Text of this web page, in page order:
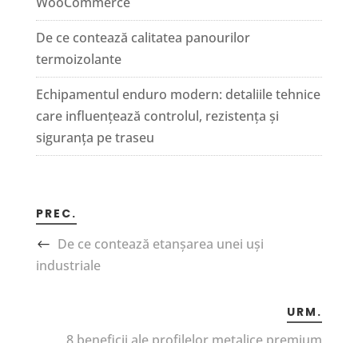
De ce contează calitatea panourilor
termoizolante
Echipamentul enduro modern: detaliile tehnice
care influențează controlul, rezistența și
siguranța pe traseu
PREC.
De ce contează etanșarea unei uși
industriale
URM.